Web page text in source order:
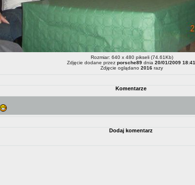
Rozmiar: 640 x 480 pikseli (74.61Kb)
Zdjęcie dodane przez porsche89dnia 20/01/2009 18:41
Zdjęcie oglądano 2016 razy
Komentarze
Dodaj komentarz